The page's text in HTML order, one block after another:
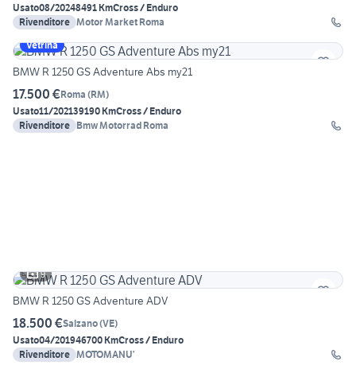
Usato08/20248491 KmCross / Enduro
Rivenditore Motor Market Roma
Vetrina
BMW R 1250 GS Adventure Abs my21
17.500 €Roma (RM)
Usato11/202139190 KmCross / Enduro
Rivenditore Bmw Motorrad Roma
9
BMW R 1250 GS Adventure ADV
18.500 €Salzano(VE)
Usato04/201946700 KmCross / Enduro
Rivenditore MOTOMANU’